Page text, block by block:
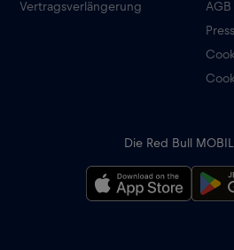
Vertragsverlängerung
AGB
Die Red Bull